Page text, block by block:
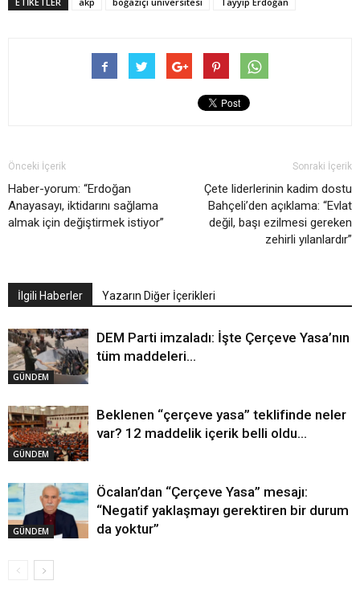
Önceki İçerik
Haber-yorum: “Erdoğan
Anayasayı, iktidarını sağlama
almak için değiştirmek istiyor”
Sonraki İçerik
Çete liderlerinin kadim dostu
Bahçeli’den açıklama: “Evlat
değil, başı ezilmesi gereken
zehirli yılanlardır”
İlgili Haberler Yazarın Diğer İçerikleri
GÜNDEM
DEM Parti imzaladı: İşte Çerçeve Yasa’nın
tüm maddeleri…
GÜNDEM
Beklenen “çerçeve yasa” teklifinde neler
var? 12 maddelik içerik belli oldu…
GÜNDEM
Öcalan’dan “Çerçeve Yasa” mesajı:
“Negatif yaklaşmayı gerektiren bir durum
da yoktur”